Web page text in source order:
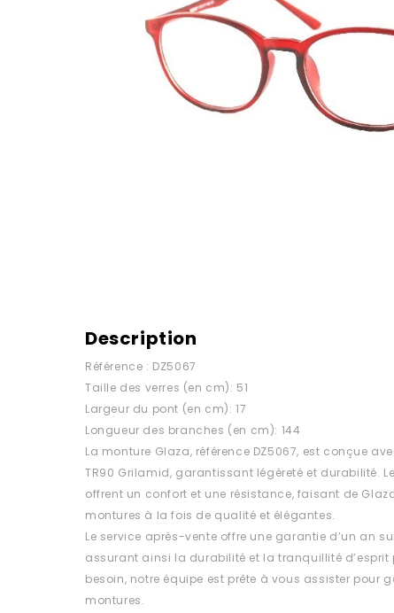
Description
Référence : DZ5067
Taille des verres (en cm): 51
Largeur du pont (en cm): 17
Longueur des branches (en cm): 144
La monture Glaza, référence DZ5067, est conçue
TR90 Grilamid, garantissant légèreté et durabilité.
offrent un confort et une résistance, faisant de
montures à la fois de qualité et élégantes.
Le service après-vente offre une garantie d’un an
assurant ainsi la durabilité et la tranquillité d’esprit
besoin, notre équipe est prête à vous assister pour
montures.